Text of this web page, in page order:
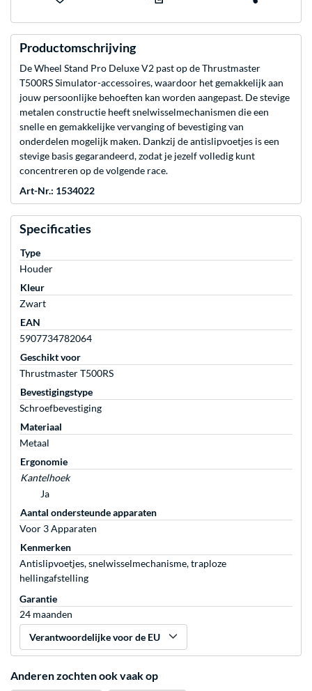
Productomschrijving
De Wheel Stand Pro Deluxe V2 past op de Thrustmaster
T500RS Simulator-accessoires, waardoor het gemakkelijk aan
jouw persoonlijke behoeften kan worden aangepast. De stevige
metalen constructie heeft snelwisselmechanismen die een
snelle en gemakkelijke vervanging of bevestiging van
onderdelen mogelijk maken. Dankzij de antislipvoetjes is een
stevige basis gegarandeerd, zodat je jezelf volledig kunt
concentreren op de volgende race.
Art-Nr.: 1534022
Specificaties
Type
Houder
Kleur
Zwart
EAN
5907734782064
Geschikt voor
Thrustmaster T500RS
Bevestigingstype
Schroefbevestiging
Materiaal
Metaal
Ergonomie
Kantelhoek
Ja
Aantal ondersteunde apparaten
Voor 3 Apparaten
Kenmerken
Antislipvoetjes, snelwisselmechanisme, traploze
hellingafstelling
Garantie
24 maanden
Verantwoordelijke voor de EU
Anderen zochten ook vaak op